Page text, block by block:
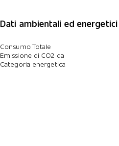
Dati ambientali ed energetici
Consumo Totale
Emissione di CO2 da
Categoria energetica